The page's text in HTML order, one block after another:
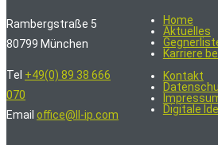
Rambergstraße 5
80799 München
Tel +49(0) 89 38 666
070
Email office@ll-ip.com
Home
Aktuelles
Karriere
Kontakt
Digitale